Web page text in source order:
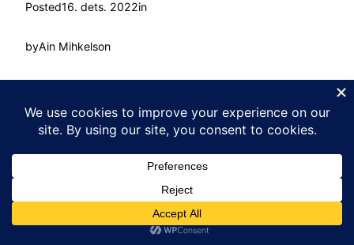
Posted16. dets. 2022in
byAin Mihkelson
Kasvu Labor Proudly powered byWordPress